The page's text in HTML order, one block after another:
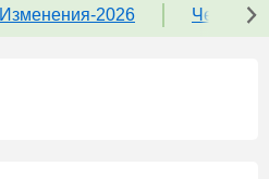
Изменения-2026 Чек-